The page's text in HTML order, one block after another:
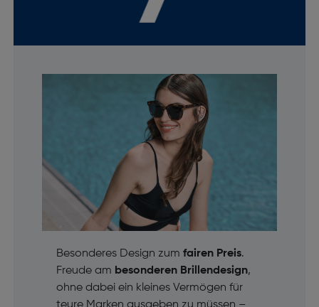
Besonderes Design zum fairen Preis.
Freude am besonderen Brillendesign,
ohne dabei ein kleines Vermögen für
teure Marken ausgeben zu müssen –